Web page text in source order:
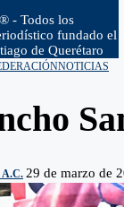
- Todos los
fundado el
de Querétaro
NOTICIAS
A.C. 29 de marzo de